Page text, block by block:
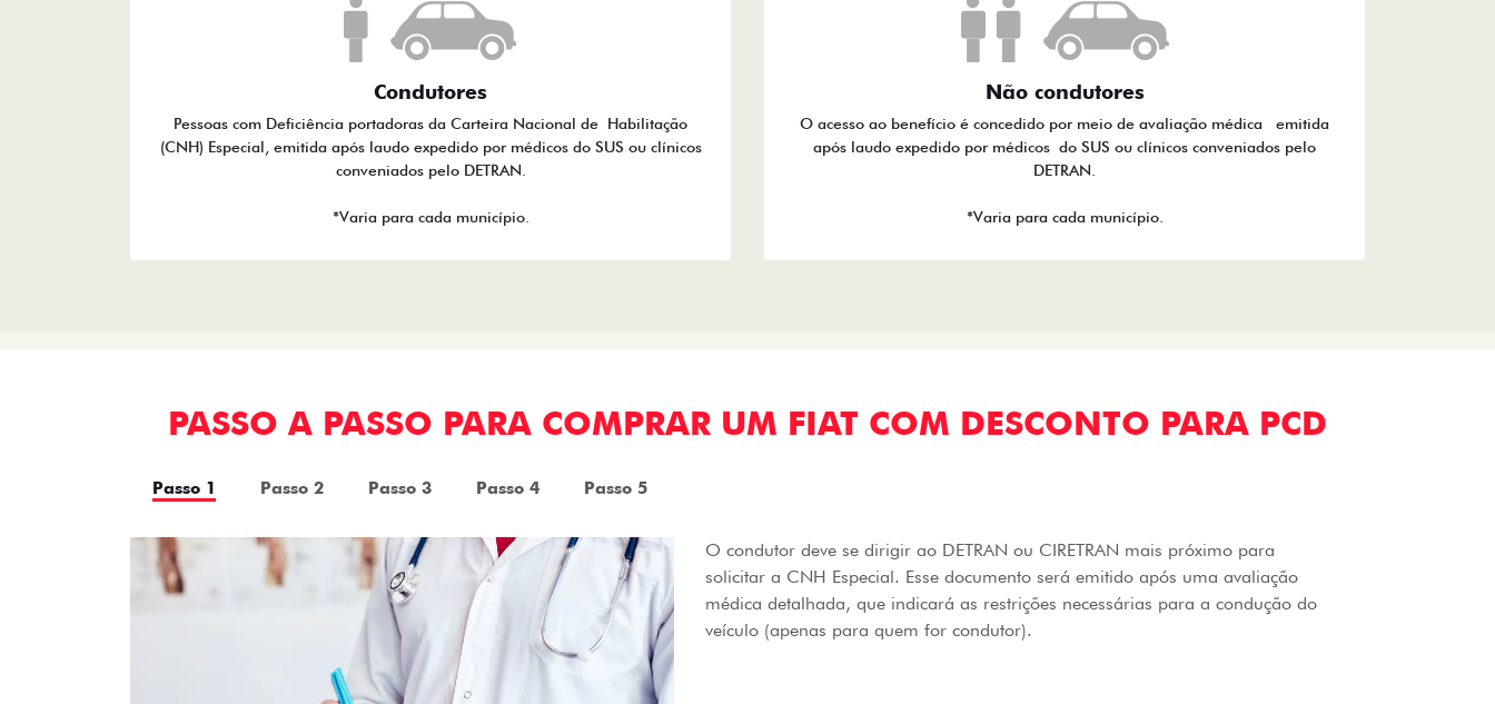
Condutores
Pessoas com Deficiência portadoras da Carteira Nacional de Habilitação
(CNH) Especial, emitida após laudo expedido por médicos do SUS ou clínicos
conveniados pelo DETRAN.
*Varia para cada município.
Não condutores
O acesso ao benefício é concedido por meio de avaliação médica emitida
após laudo expedido por médicos do SUS ou clínicos conveniados pelo
DETRAN.
*Varia para cada município.
PASSO A PASSO PARA COMPRAR UM FIAT COM DESCONTO PARA PCD
Passo 1 Passo 2 Passo 3 Passo 4 Passo 5
O condutor deve se dirigir ao DETRAN ou CIRETRAN mais próximo para
solicitar a CNH Especial. Esse documento será emitido após uma avaliação
médica detalhada, que indicará as restrições necessárias para a condução do
veículo (apenas para quem for condutor).